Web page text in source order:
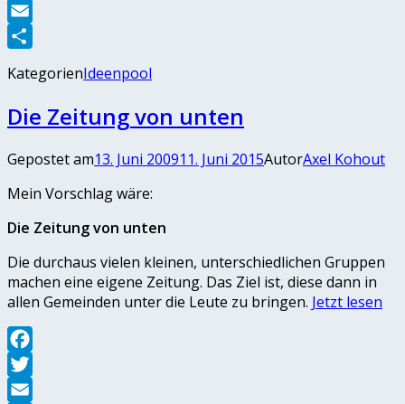
Twitter
Email
KategorienIdeenpool
Die Zeitung von unten
Gepostet am13. Juni 200911. Juni 2015AutorAxel Kohout
Mein Vorschlag wäre:
Die Zeitung von unten
Die durchaus vielen kleinen, unterschiedlichen Gruppen
machen eine eigene Zeitung. Das Ziel ist, diese dann in
allen Gemeinden unter die Leute zu bringen. Jetzt lesen
Facebook
Twitter